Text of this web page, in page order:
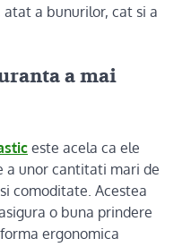
a bunurilor, cat si a
a mai
este acela ca ele
a unor cantitati mari de
comoditate. Acestea
o buna prindere
ergonomica